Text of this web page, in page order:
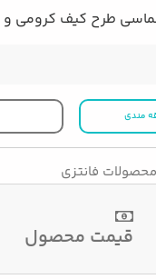
طرح کیف کرومی
مندی
محصولات فانتزی
قیمت محصول